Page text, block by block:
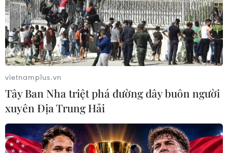
vietnamplus.vn
Tây Ban Nha triệt phá đường dây buôn người
xuyên Địa Trung Hải